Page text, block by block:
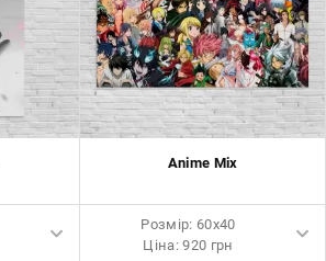
Anime Mix
Розмір: 60x40
Ціна: 920 грн